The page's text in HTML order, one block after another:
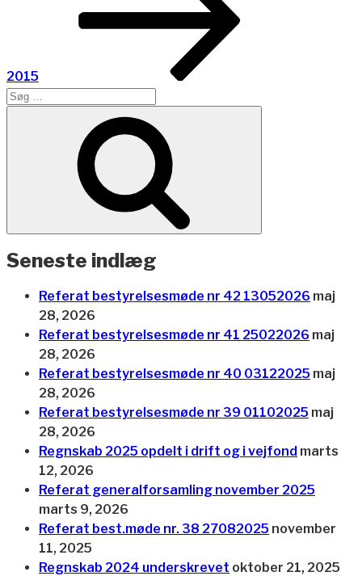
2015
Søg
Seneste indlæg
Referat bestyrelsesmøde nr 42 13052026 maj
28, 2026
Referat bestyrelsesmøde nr 41 25022026 maj
28, 2026
Referat bestyrelsesmøde nr 40 03122025 maj
28, 2026
Referat bestyrelsesmøde nr 39 01102025 maj
28, 2026
Regnskab 2025 opdelt i drift og i vejfond marts
12, 2026
Referat generalforsamling november 2025
marts 9, 2026
Referat best.møde nr. 38 27082025 november
11, 2025
Regnskab 2024 underskrevet oktober 21, 2025